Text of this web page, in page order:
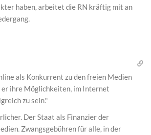
haben, arbeitet die RN kräftig mit an
als Konkurrent zu den freien Medien
ihre Möglichkeiten, im Internet
zu sein."
Der Staat als Finanzier der
Zwangsgebühren für alle, in der